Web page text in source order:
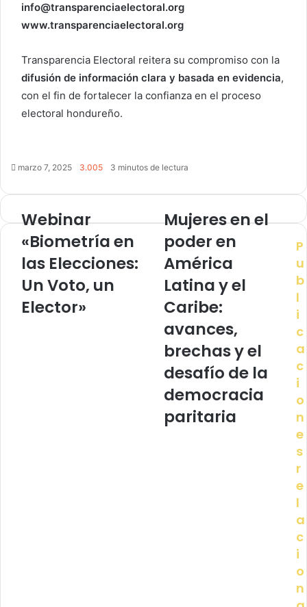
info@transparenciaelectoral.org
www.transparenciaelectoral.org
Transparencia Electoral reitera su compromiso con la
difusión de información clara y basada en evidencia,
con el fin de fortalecer la confianza en el proceso
electoral hondureño.
marzo 7, 2025 3.005 3 minutos de lectura
Webinar
«Biometría en
las Elecciones:
Un Voto, un
Elector»
Mujeres en el
poder en
América
Latina y el
Caribe:
avances,
brechas y el
desafío de la
democracia
paritaria
P
u
b
l
i
c
a
c
i
o
n
e
s
r
e
l
a
c
i
o
n